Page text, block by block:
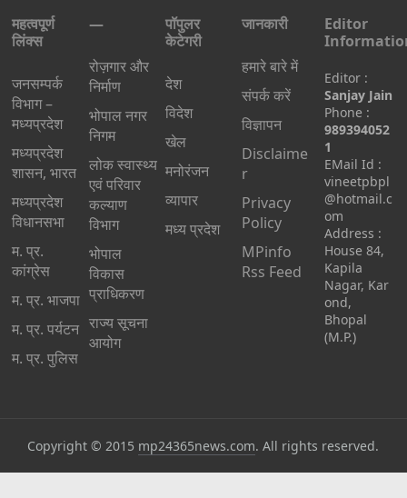
महत्वपूर्ण
लिंक्स
जनसम्पर्क
विभाग –
मध्यप्रदेश
मध्यप्रदेश
शासन, भारत
मध्‍यप्रदेश
विधानसभा
म. प्र.
कांग्रेस
म. प्र. भाजपा
म. प्र. पर्यटन
म. प्र. पुलिस
—
रोज़गार और
निर्माण
भोपाल नगर
निगम
लोक स्वास्थ्य
एवं परिवार
कल्याण
विभाग
भोपाल
विकास
प्राधिकरण
राज्य सूचना
आयोग
पॉपुलर
केटेगरी
देश
विदेश
खेल
मनोरंजन
व्यापार
मध्य प्रदेश
जानकारी
हमारे बारे में
संपर्क करें
विज्ञापन
Disclaime
r
Privacy
Policy
MPinfo
Rss Feed
Editor
Editor :
Sanjay Jain
Phone :
989394052
1
EMail Id :
vineetpbpl
@hotmail.c
om
Address :
House 84,
Kapila
Nagar, Kar
ond,
Bhopal
(M.P.)
Copyright © 2015 mp24365news.com. All rights reserved.